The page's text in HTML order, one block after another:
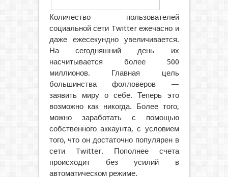
Количество пользователей
социальной сети Twitter ежечасно и
даже ежесекундно увеличивается.
На сегодняшний день их
насчитывается более 500
миллионов. Главная цель
большинства фолловеров —
заявить миру о себе.Теперь это
возможно как никогда. Более того,
можно заработать с помощью
собственного аккаунта, с условием
того, что он достаточно популярен в
сети Twitter. Пополнее счета
происходит без усилий в
автоматическом режиме.